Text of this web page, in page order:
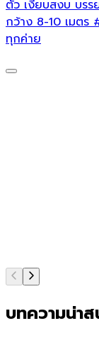
ตัว เงียบสงบ บร
กว้าง 8-10 เมตร
ทุกค่าย
บทความน่าส